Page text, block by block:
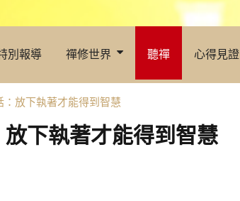
別報導 禪修世界 聽禪 心得見證
：放下執著才能得到智慧
下執著才能得到智慧